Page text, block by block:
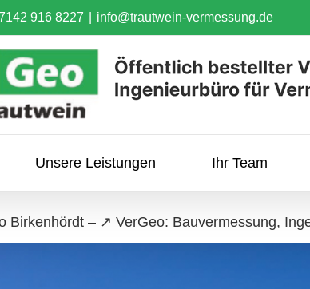
916 8227 info@trautwein-vermessung.de
Unsere Leistungen Ihr Team
Birkenhördt – ↗️ VerGeo: Bauvermessung,